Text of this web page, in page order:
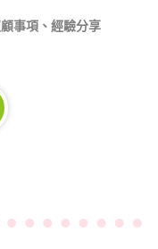
事項、經驗分享